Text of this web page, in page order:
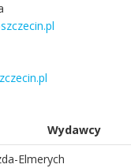
Wydawcy
Elmerych